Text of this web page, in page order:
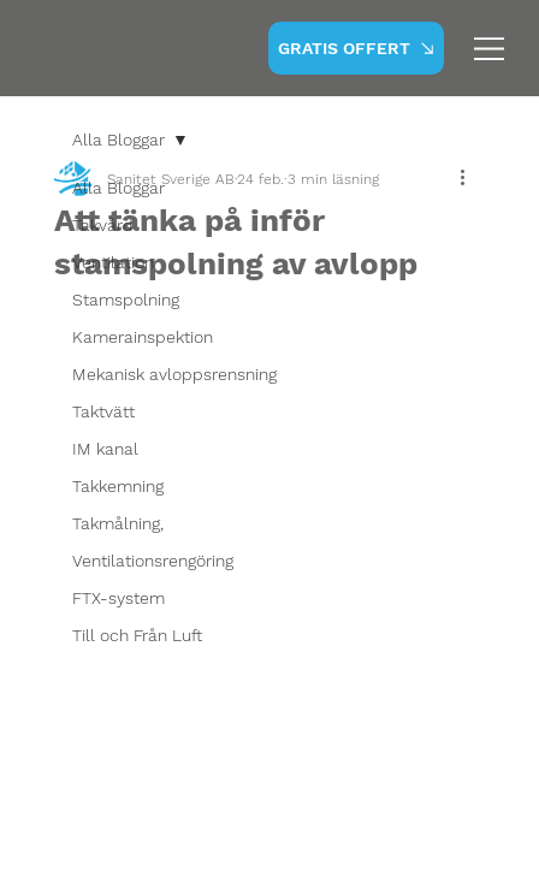
GRATIS OFFERT
Alla Bloggar
Takvård
Ventilation
Stamspolning
Kamerainspektion
Mekanisk avloppsrensning
Taktvätt
IM kanal
Takkemning
Takmålning,
Ventilationsrengöring
FTX-system
Till och Från Luft
Alla Bloggar
Att tänka på inför
stamspolning av avlopp
Sanitet Sverige AB24 feb. 3 min läsning